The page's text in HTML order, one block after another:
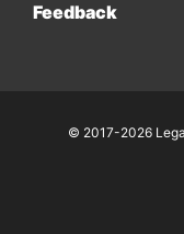
Feedback
© 2017-2026